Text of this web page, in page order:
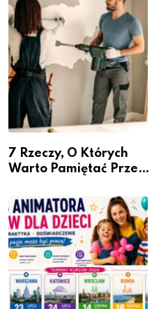
przedsiębiorców
7 Rzeczy, O Których
Warto Pamiętać Przed